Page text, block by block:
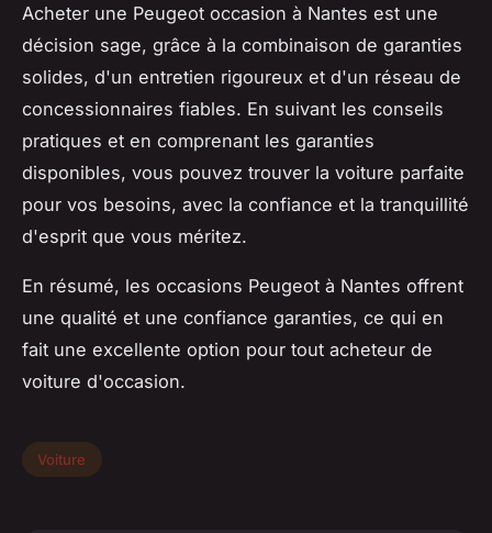
Acheter une Peugeot occasion à Nantes est une
décision sage, grâce à la combinaison de garanties
solides, d'un entretien rigoureux et d'un réseau de
concessionnaires fiables. En suivant les conseils
pratiques et en comprenant les garanties
disponibles, vous pouvez trouver la voiture parfaite
pour vos besoins, avec la confiance et la tranquillité
d'esprit que vous méritez.
En résumé, les occasions Peugeot à Nantes offrent
une qualité et une confiance garanties, ce qui en
fait une excellente option pour tout acheteur de
voiture d'occasion.
Voiture